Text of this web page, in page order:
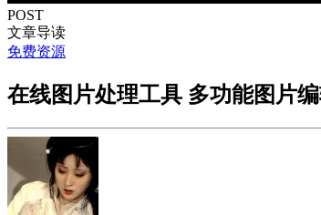
POST
文章导读
免费资源
在线图片处理工具 多功能图片